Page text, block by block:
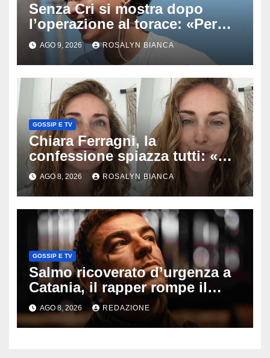
Senza Cri si mostra dopo
l’operazione al torace: «Per
anni mi sentivo in trappola», il
racconto sul difficile percorso
verso la serenità
AGO 9, 2026 ROSALYN BIANCA
GOSSIP E TV
Chiara Ferragni, la
confessione spiazza tutti: «Un
mio ex voleva che mi rifacessi
il seno». Poi svela i ritocchi di
cui si è pentita
AGO 8, 2026 ROSALYN BIANCA
GOSSIP E TV
Salmo ricoverato d’urgenza a
Catania, il rapper rompe il
silenzio dopo la notte in
ospedale: come sta e cosa
succede al tour
AGO 8, 2026 REDAZIONE